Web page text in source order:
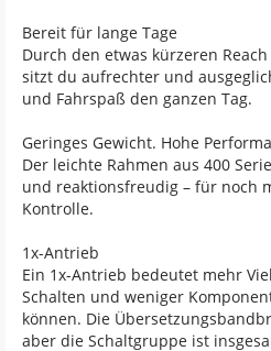
Bereit für lange Tage
Durch den etwas kürzeren
sitzt du aufrechter und
und Fahrspaß den ganzen Tag.
Geringes Gewicht. Hohe
Der leichte Rahmen aus 400
und reaktionsfreudig – für noch
Kontrolle.
1x-Antrieb
Ein 1x-Antrieb bedeutet mehr
Schalten und weniger
können. Die
aber die Schaltgruppe ist